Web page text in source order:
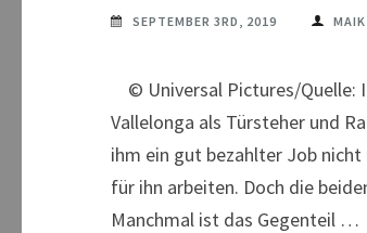
SEPTEMBER 3RD, 2019
© Universal Pictures/
Vallelonga als Türsteher und
ihm ein gut bezahlter Job nicht
für ihn arbeiten. Doch die
Manchmal ist das Gegenteil …